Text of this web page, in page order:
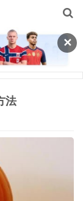
✕
法